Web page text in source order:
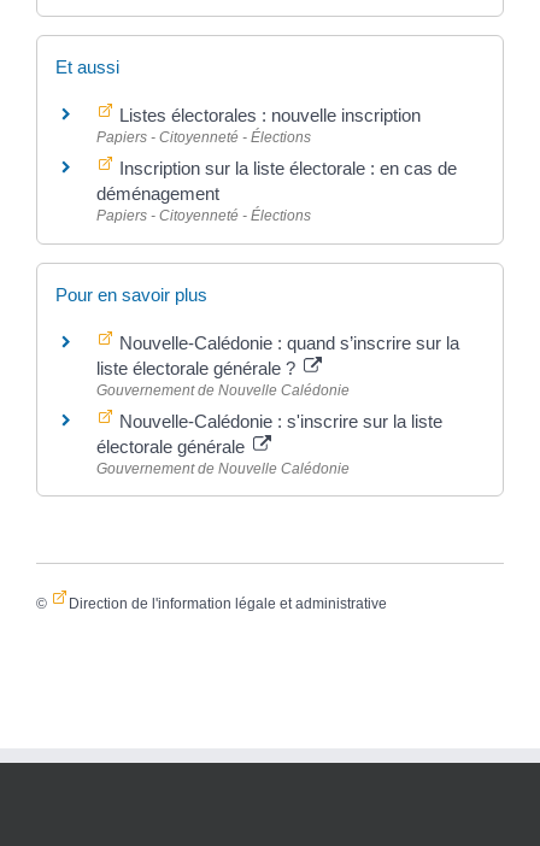
Et aussi
Listes électorales : nouvelle inscription
Papiers - Citoyenneté - Élections
Inscription sur la liste électorale : en cas de
déménagement
Papiers - Citoyenneté - Élections
Pour en savoir plus
Nouvelle-Calédonie : quand s’inscrire sur la
liste électorale générale ?
Gouvernement de Nouvelle Calédonie
Nouvelle-Calédonie : s'inscrire sur la liste
électorale générale
Gouvernement de Nouvelle Calédonie
© Direction de l'information légale et administrative